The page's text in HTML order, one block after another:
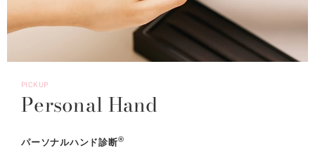
PICKUP
Personal Hand
パーソナルハンド診断®